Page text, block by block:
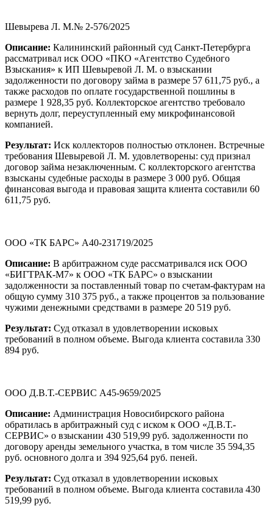
Шевырева Л. М.№ 2-576/2025
Описание: Калининский районный суд Санкт-Петербурга
рассматривал иск ООО «ПКО «Агентство Судебного
Взыскания» к ИП Шевыревой Л. М. о взыскании
задолженности по договору займа в размере 57 611,75 руб., а
также расходов по оплате государственной пошлины в
размере 1 928,35 руб. Коллекторское агентство требовало
вернуть долг, переуступленный ему микрофинансовой
компанией.
Результат: Иск коллекторов полностью отклонен. Встречные
требования Шевыревой Л. М. удовлетворены: суд признал
договор займа незаключенным. С коллекторского агентства
взысканы судебные расходы в размере 3 000 руб. Общая
финансовая выгода и правовая защита клиента составили 60
611,75 руб.
ООО «ТК БАРС» А40-231719/2025
Описание: В арбитражном суде рассматривался иск ООО
«БИГТРАК-М7» к ООО «ТК БАРС» о взыскании
задолженности за поставленный товар по счетам-фактурам на
общую сумму 310 375 руб., а также процентов за пользование
чужими денежными средствами в размере 20 519 руб.
Результат: Суд отказал в удовлетворении исковых
требований в полном объеме. Выгода клиента составила 330
894 руб.
ООО Д.В.Т.-СЕРВИС А45-9659/2025
Описание: Администрация Новосибирского района
обратилась в арбитражный суд с иском к ООО «Д.В.Т.-
СЕРВИС» о взыскании 430 519,99 руб. задолженности по
договору аренды земельного участка, в том числе 35 594,35
руб. основного долга и 394 925,64 руб. пеней.
Результат: Суд отказал в удовлетворении исковых
требований в полном объеме. Выгода клиента составила 430
519,99 руб.